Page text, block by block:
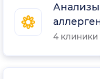
Анализы
аллергены
4 клиники